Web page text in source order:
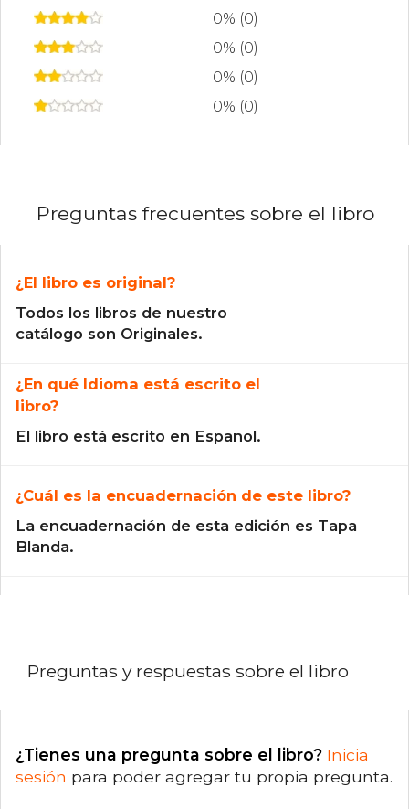
0% (0)
0% (0)
0% (0)
0% (0)
Preguntas frecuentes sobre el libro
¿El libro es original?
Todos los libros de nuestro
catálogo son Originales.
¿En qué Idioma está escrito el
libro?
El libro está escrito en Español.
¿Cuál es la encuadernación de este libro?
La encuadernación de esta edición es Tapa
Blanda.
Preguntas y respuestas sobre el libro
¿Tienes una pregunta sobre el libro? Inicia
sesión para poder agregar tu propia pregunta.